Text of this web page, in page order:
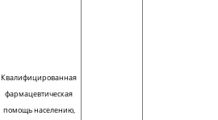
Квалифицированная
фармацевтическая
помощь населению,